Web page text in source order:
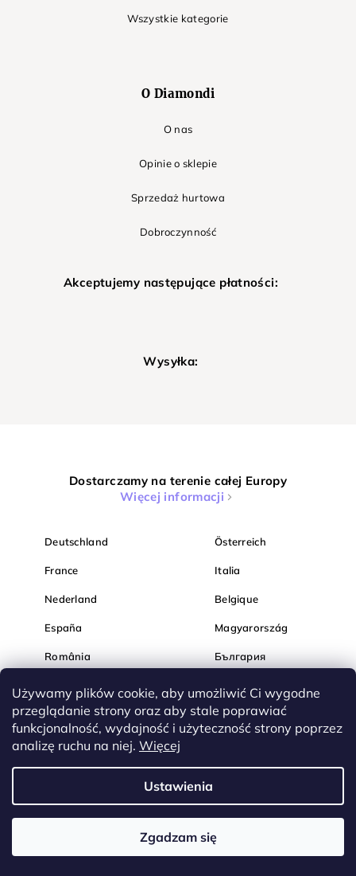
Używamy plików cookie, aby umożliwić Ci wygodne
przeglądanie strony oraz aby stale poprawiać
funkcjonalność, wydajność i użyteczność strony poprzez
analizę ruchu na niej. Więcej
Ustawienia
Zgadzam się
Wszystkie kategorie
O Diamondi
O nas
Opinie o sklepie
Sprzedaż hurtowa
Dobroczynność
Akceptujemy następujące płatności:
Wysyłka:
Dostarczamy na terenie całej Europy
Więcej informacji
Deutschland Österreich
France Italia
Nederland Belgique
España Magyarország
România България
Hrvatska Slovenija